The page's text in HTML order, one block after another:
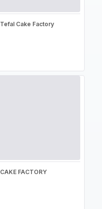
Tefal Cake Factory
CAKE FACTORY